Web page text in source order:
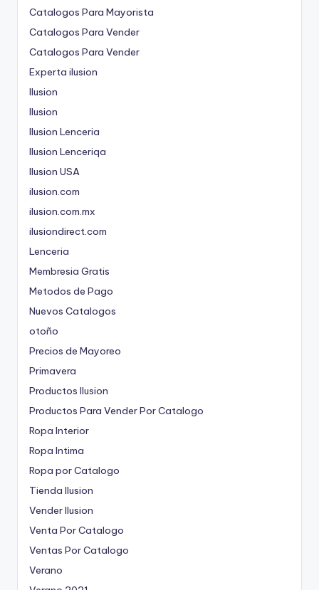
Catalogos Para Mayorista
Catalogos Para Vender
Catalogos Para Vender
Experta ilusion
Ilusion
Ilusion
Ilusion Lenceria
Ilusion Lenceriqa
Ilusion USA
ilusion.com
ilusion.com.mx
ilusiondirect.com
Lenceria
Membresia Gratis
Metodos de Pago
Nuevos Catalogos
otoño
Precios de Mayoreo
Primavera
Productos Ilusion
Productos Para Vender Por Catalogo
Ropa Interior
Ropa Intima
Ropa por Catalogo
Tienda Ilusion
Vender Ilusion
Venta Por Catalogo
Ventas Por Catalogo
Verano